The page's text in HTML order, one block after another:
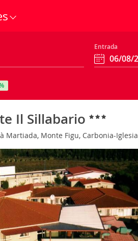
Entrada
Il Sillabario
Martiada, Monte Figu, Carbonia-